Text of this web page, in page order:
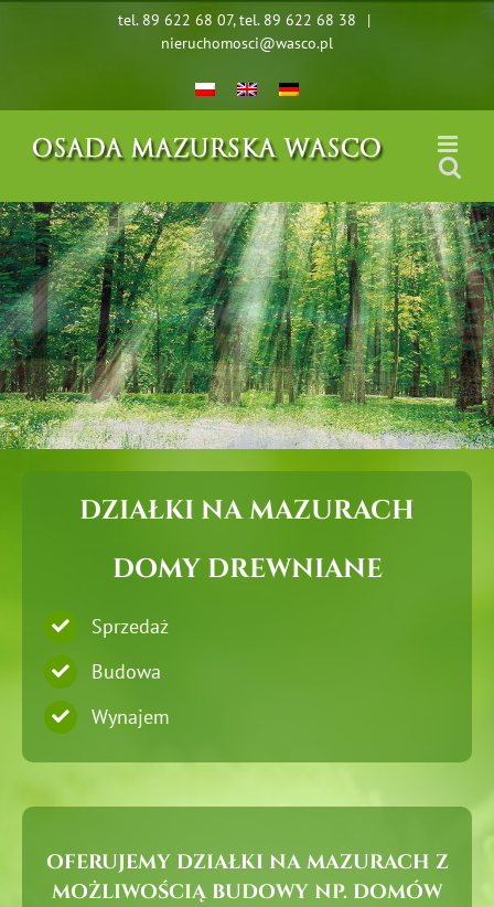
tel. 89 622 68 07,tel. 89 622 68 38
|
nieruchomosci@wasco.pl
DZIAŁKI NA MAZURACH
DOMY DREWNIANE
Sprzedaż
Budowa
Wynajem
OFERUJEMY DZIAŁKI NA MAZURACH Z
MOŻLIWOŚCIĄ BUDOWY NP. DOMÓW